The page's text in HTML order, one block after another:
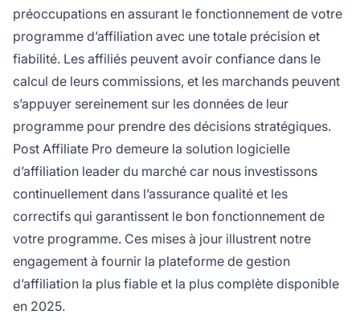
préoccupations en assurant le fonctionnement de votre
programme d’affiliation avec une totale précision et
fiabilité. Les affiliés peuvent avoir confiance dans le
calcul de leurs commissions, et les marchands peuvent
s’appuyer sereinement sur les données de leur
programme pour prendre des décisions stratégiques.
Post Affiliate Pro demeure la solution logicielle
d’affiliation leader du marché car nous investissons
continuellement dans l’assurance qualité et les
correctifs qui garantissent le bon fonctionnement de
votre programme. Ces mises à jour illustrent notre
engagement à fournir la plateforme de gestion
d’affiliation la plus fiable et la plus complète disponible
en 2025.